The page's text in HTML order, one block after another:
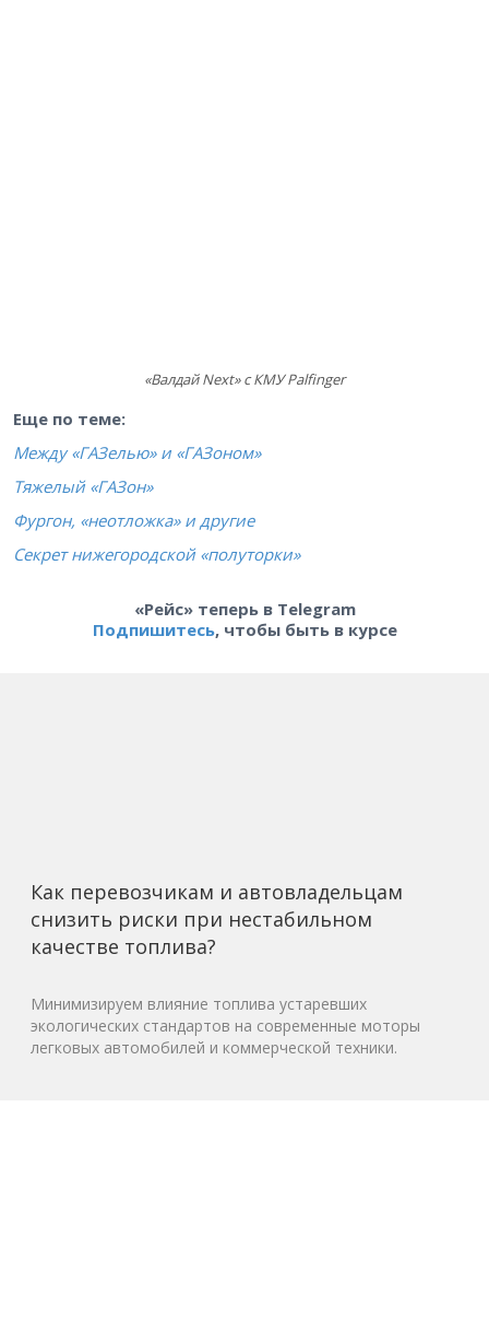
«Валдай Next» с КМУ Palfinger
Еще по теме:
Между «ГАЗелью» и «ГАЗоном»
Тяжелый «ГАЗон»
Фургон, «неотложка» и другие
Секрет нижегородской «полуторки»
«Рейс» теперь в Telegram
Подпишитесь, чтобы быть в курсе
Как перевозчикам и автовладельцам
снизить риски при нестабильном
качестве топлива?
Минимизируем влияние топлива устаревших
экологических стандартов на современные моторы
легковых автомобилей и коммерческой техники.